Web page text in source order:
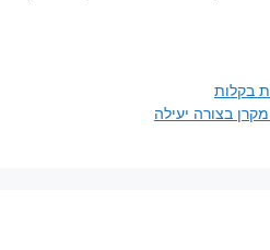
בקלות
בצורה יעילה